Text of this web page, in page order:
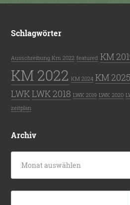
Schlagwörter
Ausschreibung Km 2022 featured KM
KM 2022 KM 2024 KM 2025
LWKLWK 2018 LWK 2019 LWK 2020
zeitplan
Archiv